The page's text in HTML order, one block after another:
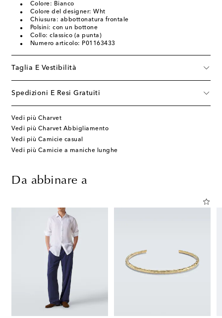
Colore: Bianco
Colore del designer: Wht
Chiusura: abbottonatura frontale
Polsini: con un bottone
Collo: classico (a punta)
Numero articolo: P01163433
Taglia E Vestibilità
Spedizioni E Resi Gratuiti
Vedi più Charvet
Vedi più Charvet Abbigliamento
Vedi più Camicie casual
Vedi più Camicie a maniche lunghe
Da abbinare a